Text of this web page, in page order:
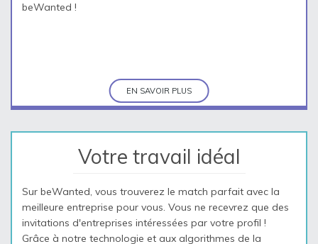
beWanted !
EN SAVOIR PLUS
Votre travail idéal
Sur beWanted, vous trouverez le match parfait avec la
meilleure entreprise pour vous. Vous ne recevrez que des
invitations d'entreprises intéressées par votre profil !
Grâce à notre technologie et aux algorithmes de la